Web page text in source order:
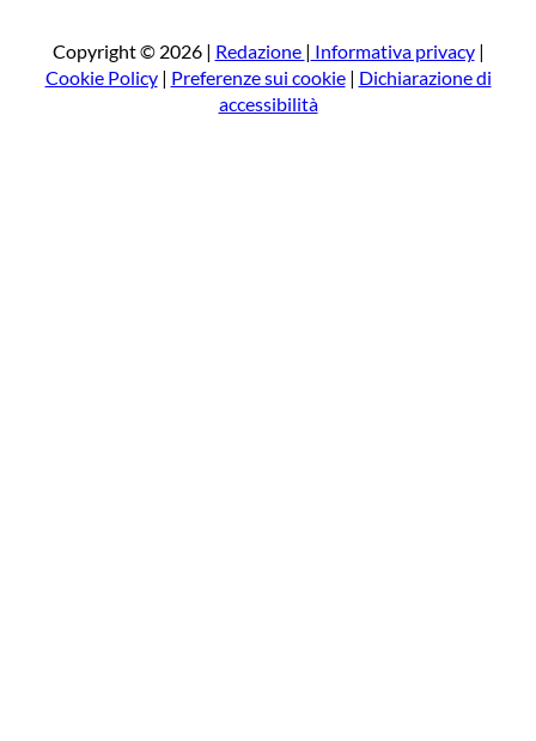
a
Copyright © 2026 | Redazione | Informativa privacy|
Cookie Policy| Preferenze sui cookie| Dichiarazione di
accessibilità